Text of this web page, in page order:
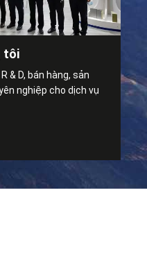
tôi
& D, bán hàng, sản
nghiệp cho dịch vụ